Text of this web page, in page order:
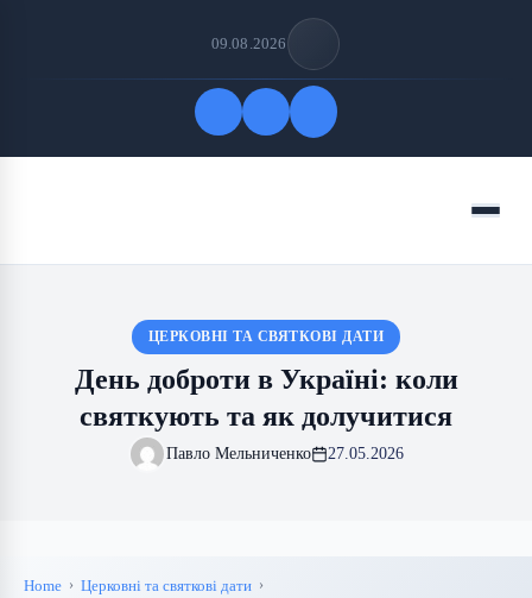
09.08.2026
Menu
ЦЕРКОВНІ ТА СВЯТКОВІ ДАТИ
День доброти в Україні: коли
святкують та як долучитися
Павло Мельниченко 27.05.2026
Home
Церковні та святкові дати